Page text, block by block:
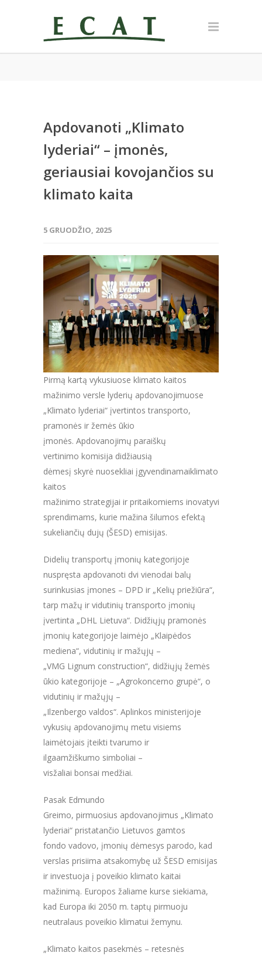
Apdovanoti „Klimato
lyderiai“ – įmonės,
geriausiai kovojančios su
klimato kaita
5 GRUODŽIO, 2025
Pirmą kartą vykusiuose klimato kaitos
mažinimo versle lyderių apdovanojimuose
„Klimato lyderiai“ įvertintos transporto,
pramonės ir žemės ūkio
įmonės. Apdovanojimų paraiškų
vertinimo komisija didžiausią
dėmesį skyrė nuosekliai įgyvendinamaiklimato
kaitos
mažinimo strategijai ir pritaikomiems inovatyviems
sprendimams, kurie mažina šilumos efektą
sukeliančių dujų (ŠESD) emisijas.
Didelių transportų įmonių kategorijoje
nuspręsta apdovanoti dvi vienodai balų
surinkusias įmones – DPD ir „Kelių priežiūra“,
tarp mažų ir vidutinių transporto įmonių
įvertinta „DHL Lietuva“. Didžiųjų pramonės
įmonių kategorijoje laimėjo „Klaipėdos
mediena“, vidutinių ir mažųjų –
„VMG Lignum construction“, didžiųjų žemės
ūkio kategorijoje – „Agrokoncerno grupė“, o
vidutinių ir mažųjų –
„Ilzenbergo valdos“. Aplinkos ministerijoje
vykusių apdovanojimų metu visiems
laimėtojais įteikti tvarumo ir
ilgaamžiškumo simboliai –
visžaliai bonsai medžiai.
Pasak Edmundo
Greimo, pirmuosius apdovanojimus „Klimato
lyderiai“ pristatančio Lietuvos gamtos
fondo vadovo, įmonių dėmesys parodo, kad
verslas prisiima atsakomybę už ŠESD emisijas
ir investuoja į poveikio klimato kaitai
mažinimą. Europos žaliame kurse siekiama,
kad Europa iki 2050 m. taptų pirmuoju
neutralaus poveikio klimatui žemynu.
„Klimato kaitos pasekmės – retesnės